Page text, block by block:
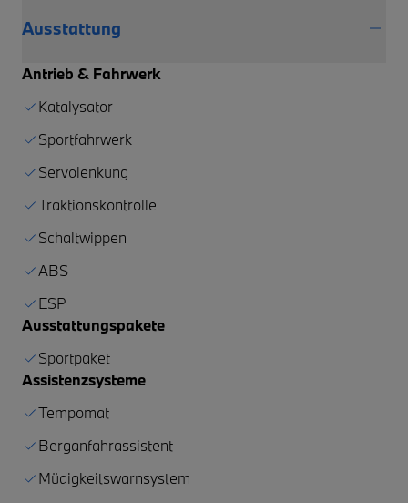
Ausstattung
Antrieb & Fahrwerk
Katalysator
Sportfahrwerk
Servolenkung
Traktionskontrolle
Schaltwippen
ABS
ESP
Ausstattungspakete
Sportpaket
Assistenzsysteme
Tempomat
Berganfahrassistent
Müdigkeitswarnsystem